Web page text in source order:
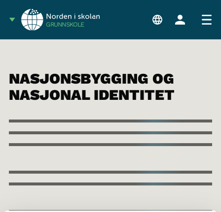
GRUNNSKOLE
NASJONSBYGGING OG
NASJONAL IDENTITET